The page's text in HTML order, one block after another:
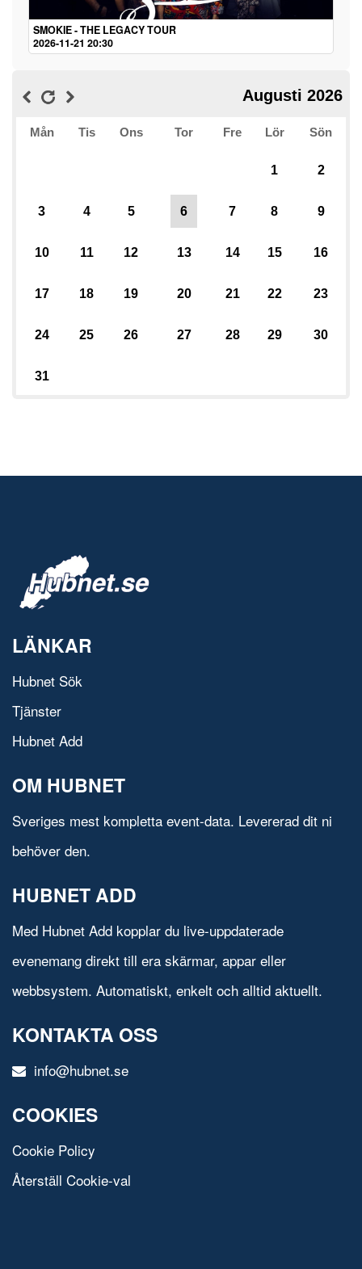
SMOKIE - THE LEGACY TOUR
2026-11-21 20:30
Augusti 2026
Mån Tis Ons Tor Fre Lör Sön
1 2
3 4 5 6 7 8 9
10 11 12 13 14 15 16
17 18 19 20 21 22 23
24 25 26 27 28 29 30
31
LÄNKAR
Hubnet Sök
Tjänster
Hubnet Add
OM HUBNET
Sveriges mest kompletta event-data. Levererad dit ni
behöver den.
HUBNET ADD
Med Hubnet Add kopplar du live-uppdaterade
evenemang direkt till era skärmar, appar eller
webbsystem. Automatiskt, enkelt och alltid aktuellt.
KONTAKTA OSS
info@hubnet.se
COOKIES
Cookie Policy
Återställ Cookie-val